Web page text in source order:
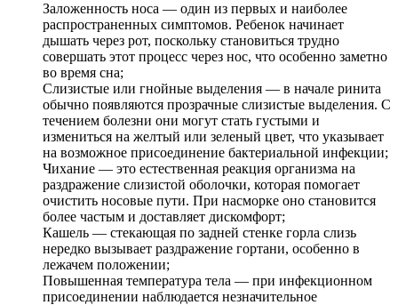
Заложенность носа — один из первых и наиболее
распространенных симптомов. Ребенок начинает
дышать через рот, поскольку становиться трудно
совершать этот процесс через нос, что особенно заметно
во время сна;
Слизистые или гнойные выделения — в начале ринита
обычно появляются прозрачные слизистые выделения. С
течением болезни они могут стать густыми и
измениться на желтый или зеленый цвет, что указывает
на возможное присоединение бактериальной инфекции;
Чихание — это естественная реакция организма на
раздражение слизистой оболочки, которая помогает
очистить носовые пути. При насморке оно становится
более частым и доставляет дискомфорт;
Кашель — стекающая по задней стенке горла слизь
нередко вызывает раздражение гортани, особенно в
лежачем положении;
Повышенная температура тела — при инфекционном
присоединении наблюдается незначительное